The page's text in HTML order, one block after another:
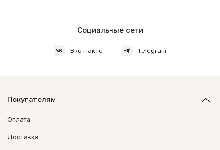
Социальные сети
Вконтакте Telegram
Покупателям
Оплата
Доставка